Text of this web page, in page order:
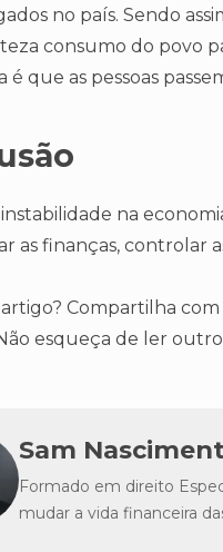
no país. Sendo
consumo do povo
é que as pessoas
na
as finanças, controlar
Compartilha com
esqueça de ler
Sam
Formado em direito
mudar a vida financeira